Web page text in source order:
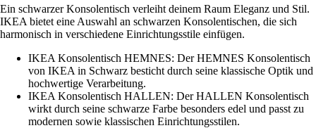
Ein schwarzer Konsolentisch verleiht deinem Raum Eleganz und Stil.
IKEA bietet eine Auswahl an schwarzen Konsolentischen, die sich
harmonisch in verschiedene Einrichtungsstile einfügen.
IKEA Konsolentisch HEMNES: Der HEMNES Konsolentisch
von IKEA in Schwarz besticht durch seine klassische Optik und
hochwertige Verarbeitung.
IKEA Konsolentisch HALLEN: Der HALLEN Konsolentisch
wirkt durch seine schwarze Farbe besonders edel und passt zu
modernen sowie klassischen Einrichtungsstilen.